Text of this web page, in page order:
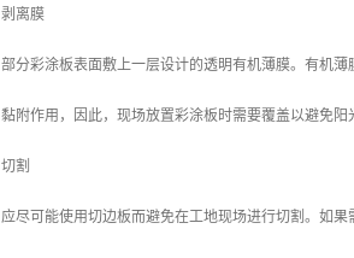
剥离膜
部分彩涂板表面敷上一层设计的透明有机薄膜。有机
黏附作用，因此，现场放置彩涂板时需要覆盖以避免阳
切割
应尽可能使用切边板而避免在工地现场进行切割。如